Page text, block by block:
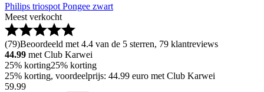
Philips triospot Pongee zwart
Meest verkocht
(79)Beoordeeld met 4.4 van de 5 sterren, 79 klantreviews
44.99 met Club Karwei
25% korting25% korting
25% korting, voordeelprijs: 44.99 euro met Club Karwei
59.99